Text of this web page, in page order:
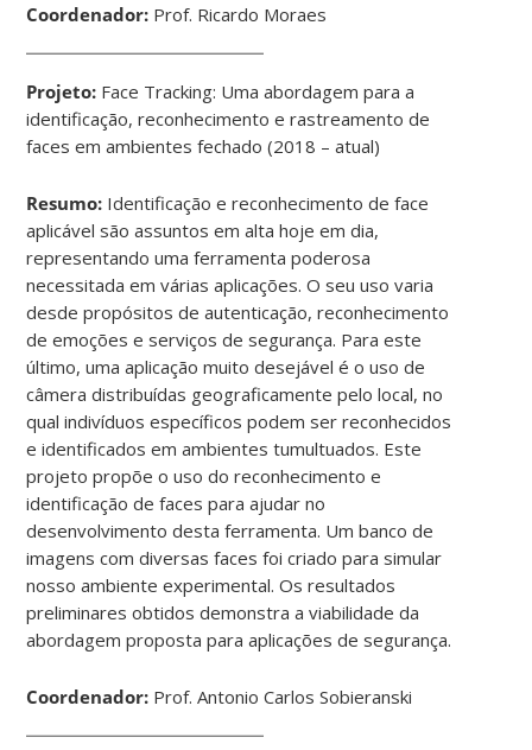
Coordenador: Prof. Ricardo Moraes
Projeto: Face Tracking: Uma abordagem para a
identificação, reconhecimento e rastreamento de
faces em ambientes fechado (2018 – atual)
Resumo: Identificação e reconhecimento de face
aplicável são assuntos em alta hoje em dia,
representando uma ferramenta poderosa
necessitada em várias aplicações. O seu uso varia
desde propósitos de autenticação, reconhecimento
de emoções e serviços de segurança. Para este
último, uma aplicação muito desejável é o uso de
câmera distribuídas geograficamente pelo local, no
qual indivíduos específicos podem ser reconhecidos
e identificados em ambientes tumultuados. Este
projeto propõe o uso do reconhecimento e
identificação de faces para ajudar no
desenvolvimento desta ferramenta. Um banco de
imagens com diversas faces foi criado para simular
nosso ambiente experimental. Os resultados
preliminares obtidos demonstra a viabilidade da
abordagem proposta para aplicações de segurança.
Coordenador: Prof. Antonio Carlos Sobieranski